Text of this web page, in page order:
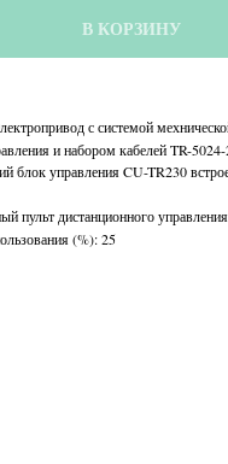
В КОРЗИНУ
с системой
и набором кабелей TR-
блок управления CU-TR230
пульт дистанционного
(%): 25